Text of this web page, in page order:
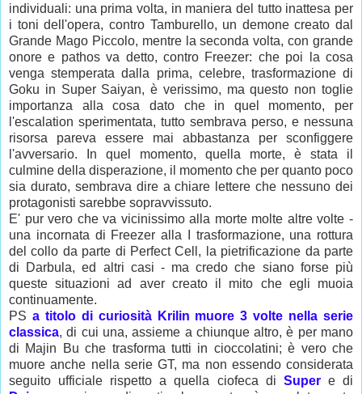
individuali: una prima volta, in maniera del tutto inattesa per
i toni dell'opera, contro Tamburello, un demone creato dal
Grande Mago Piccolo, mentre la seconda volta, con grande
onore e pathos va detto, contro Freezer: che poi la cosa
venga stemperata dalla prima, celebre, trasformazione di
Goku in Super Saiyan, è verissimo, ma questo non toglie
importanza alla cosa dato che in quel momento, per
l'escalation sperimentata, tutto sembrava perso, e nessuna
risorsa pareva essere mai abbastanza per sconfiggere
l'avversario. In quel momento, quella morte, è stata il
culmine della disperazione, il momento che per quanto poco
sia durato, sembrava dire a chiare lettere che nessuno dei
protagonisti sarebbe sopravvissuto.
E' pur vero che va vicinissimo alla morte molte altre volte -
una incornata di Freezer alla I trasformazione, una rottura
del collo da parte di Perfect Cell, la pietrificazione da parte
di Darbula, ed altri casi - ma credo che siano forse più
queste situazioni ad aver creato il mito che egli muoia
continuamente.
PS a titolo di curiosità Krilin muore 3 volte nella serie
classica, di cui una, assieme a chiunque altro, è per mano
di Majin Bu che trasforma tutti in cioccolatini; è vero che
muore anche nella serie GT, ma non essendo considerata
seguito ufficiale rispetto a quella ciofeca di Super e di